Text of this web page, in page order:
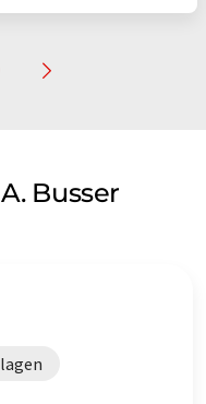
Busser